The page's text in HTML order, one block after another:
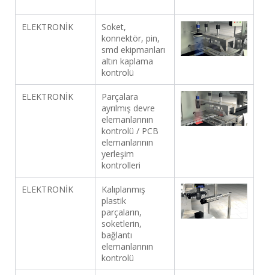
ELEKTRONİK
Soket,
konnektör, pin,
smd ekipmanları
altın kaplama
kontrolü
ELEKTRONİK
Parçalara
ayrılmış devre
elemanlarının
kontrolü / PCB
elemanlarının
yerleşim
kontrolleri
ELEKTRONİK
Kalıplanmış
plastik
parçaların,
soketlerin,
bağlantı
elemanlarının
kontrolü